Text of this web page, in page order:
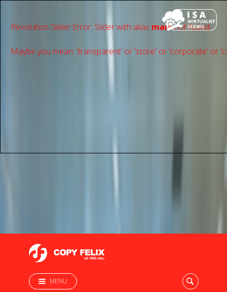
Revolution Slider Error: Slider with alias mainnot found.
Maybe you mean: 'transparent' or 'store' or 'сorporate' or
MENU